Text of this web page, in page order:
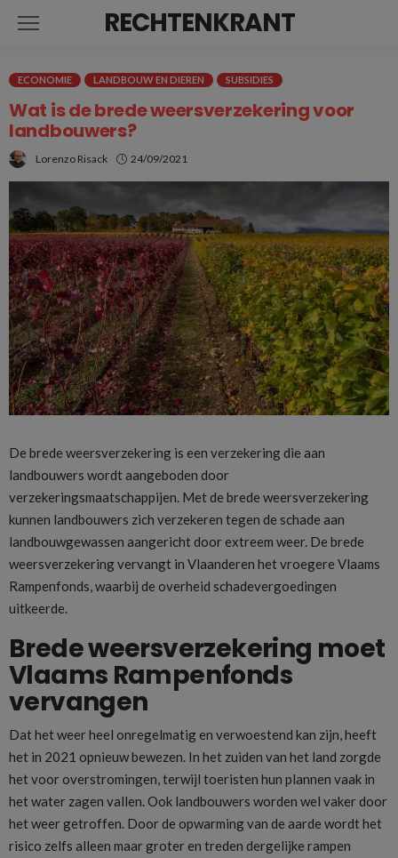
RECHTENKRANT
ECONOMIE LANDBOUW EN DIEREN SUBSIDIES
Wat is de brede weersverzekering voor
landbouwers?
Lorenzo Risack 24/09/2021
De brede weersverzekering is een verzekering die aan
landbouwers wordt aangeboden door
verzekeringsmaatschappijen. Met de brede weersverzekering
kunnen landbouwers zich verzekeren tegen de schade aan
landbouwgewassen aangericht door extreem weer. De brede
weersverzekering vervangt in Vlaanderen het vroegere Vlaams
Rampenfonds, waarbij de overheid schadevergoedingen
uitkeerde.
Brede weersverzekering moet
Vlaams Rampenfonds
vervangen
Dat het weer heel onregelmatig en verwoestend kan zijn, heeft
het in 2021 opnieuw bewezen. In het zuiden van het land zorgde
het voor overstromingen, terwijl toeristen hun plannen vaak in
het water zagen vallen. Ook landbouwers worden wel vaker door
het weer getroffen. Door de opwarming van de aarde wordt het
risico zelfs alleen maar groter en treden dergelijke rampen